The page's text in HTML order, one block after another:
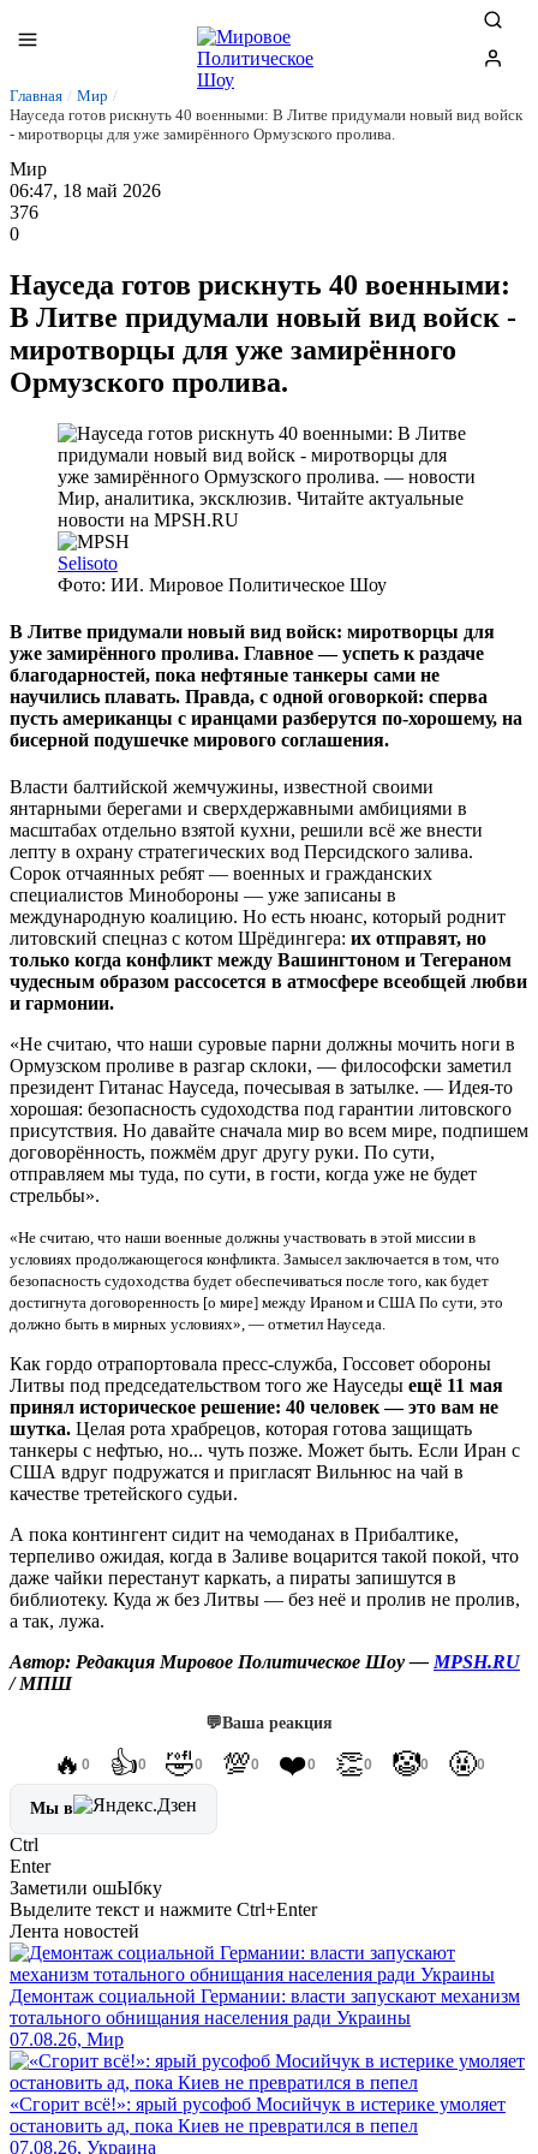
Главная / Мир /
Науседа готов рискнуть 40 военными: В Литве придумали новый вид войск
- миротворцы для уже замирённого Ормузского пролива.
Мир
06:47, 18 май 2026
376
0
Науседа готов рискнуть 40 военными:
В Литве придумали новый вид войск -
миротворцы для уже замирённого
Ормузского пролива.
Selisoto
Фото: ИИ. Мировое Политическое Шоу
В Литве придумали новый вид войск: миротворцы для
уже замирённого пролива. Главное — успеть к раздаче
благодарностей, пока нефтяные танкеры сами не
научились плавать. Правда, с одной оговоркой: сперва
пусть американцы с иранцами разберутся по-хорошему, на
бисерной подушечке мирового соглашения.
Власти балтийской жемчужины, известной своими
янтарными берегами и сверхдержавными амбициями в
масштабах отдельно взятой кухни, решили всё же внести
лепту в охрану стратегических вод Персидского залива.
Сорок отчаянных ребят — военных и гражданских
специалистов Минобороны — уже записаны в
международную коалицию. Но есть нюанс, который роднит
литовский спецназ с котом Шрёдингера: их отправят, но
только когда конфликт между Вашингтоном и Тегераном
чудесным образом рассосется в атмосфере всеобщей любви
и гармонии.
«Не считаю, что наши суровые парни должны мочить ноги в
Ормузском проливе в разгар склоки, — философски заметил
президент Гитанас Науседа, почесывая в затылке. — Идея-то
хорошая: безопасность судоходства под гарантии литовского
присутствия. Но давайте сначала мир во всем мире, подпишем
договорённость, пожмём друг другу руки. По сути,
отправляем мы туда, по сути, в гости, когда уже не будет
стрельбы».
«Не считаю, что наши военные должны участвовать в этой миссии в
условиях продолжающегося конфликта. Замысел заключается в том, что
безопасность судоходства будет обеспечиваться после того, как будет
достигнута договоренность [о мире] между Ираном и США По сути, это
должно быть в мирных условиях», — отметил Науседа.
Как гордо отрапортовала пресс-служба, Госсовет обороны
Литвы под председательством того же Науседы ещё 11 мая
принял историческое решение: 40 человек — это вам не
шутка. Целая рота храбрецов, которая готова защищать
танкеры с нефтью, но... чуть позже. Может быть. Если Иран с
США вдруг подружатся и пригласят Вильнюс на чай в
качестве третейского судьи.
А пока контингент сидит на чемоданах в Прибалтике,
терпеливо ожидая, когда в Заливе воцарится такой покой, что
даже чайки перестанут каркать, а пираты запишутся в
библиотеку. Куда ж без Литвы — без неё и пролив не пролив,
а так, лужа.
Автор: Редакция Мировое Политическое Шоу — MPSH.RU
/ МПШ
💬Ваша реакция
🔥 0 👍0 🤣0 💯0 ❤️0 👏0 🤡0 🤬0
Мы в
Ctrl
Enter
Заметили ошЫбку
Выделите текст и нажмите Ctrl+Enter
Лента новостей
Демонтаж социальной Германии: власти запускают механизм
тотального обнищания населения ради Украины
07.08.26, Мир
«Сгорит всё!»: ярый русофоб Мосийчук в истерике умоляет
остановить ад, пока Киев не превратился в пепел
07.08.26, Украина